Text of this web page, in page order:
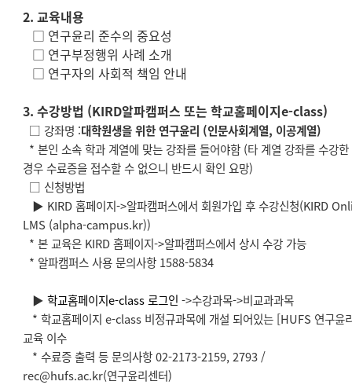
2. 교육내용
□ 연구윤리 준수의 중요성
□ 연구부정행위 사례 소개
□ 연구자의 사회적 책임 안내
3. 수강방법 (KIRD알파캠퍼스 또는 학교홈페이지e-class)
□ 강좌명 :대학원생을 위한 연구윤리 (인문사회계열, 이공계열)
* 본인 소속 학과 계열에 맞는 강좌를 들어야함 (타 계열 강좌를 수강한
경우 수료증을 접수할 수 없으니 반드시 확인 요망)
□ 신청방법
▶ KIRD 홈페이지->알파캠퍼스에서 회원가입 후 수강신청(KIRD
LMS (alpha-campus.kr))
* 본 교육은 KIRD 홈페이지->알파캠퍼스에서 상시 수강 가능
* 알파캠퍼스 사용 문의사항 1588-5834
▶ 학교홈페이지e-class 로그인 ->수강과목->비교과과목
* 학교홈페이지 e-class 비정규과목에 개설 되어있는 [HUFS 연구윤
교육 이수
* 수료증 출력 등 문의사항 02-2173-2159, 2793 /
rec@hufs.ac.kr(연구윤리센터)